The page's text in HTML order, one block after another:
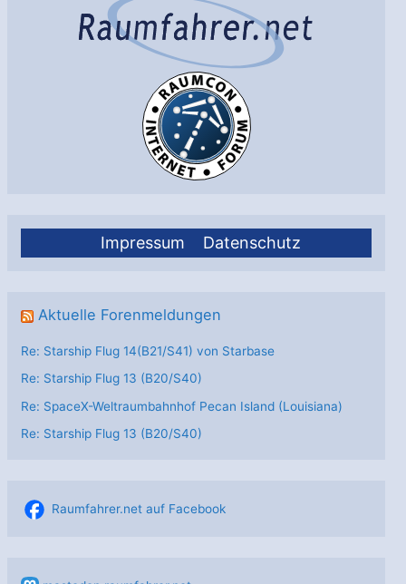
Impressum Datenschutz
Aktuelle Forenmeldungen
Re: Starship Flug 14(B21/S41) von Starbase
Re: Starship Flug 13 (B20/S40)
Re: SpaceX-Weltraumbahnhof Pecan Island (Louisiana)
Re: Starship Flug 13 (B20/S40)
Raumfahrer.net auf Facebook